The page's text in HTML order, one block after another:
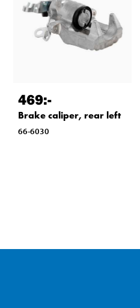
469:-
Brake caliper, rear left
66-6030